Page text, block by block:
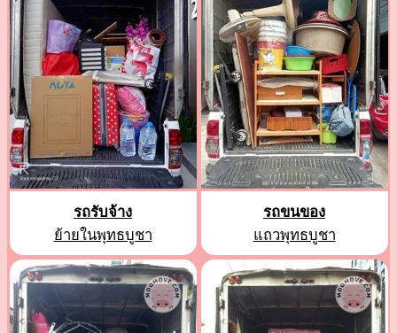
รถรับจ้าง
ย้ายในพุทธบูชา
รถขนของ
แถวพุทธบูชา